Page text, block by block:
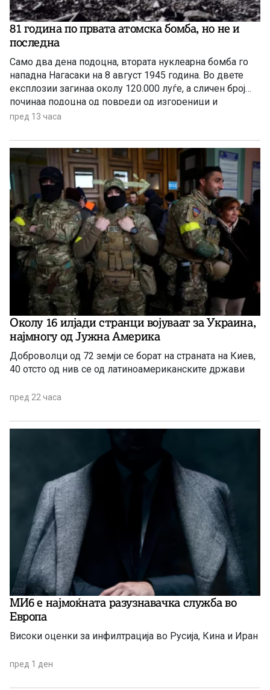
81 година по првата атомска бомба, но не и
последна
Само два дена подоцна, втората нуклеарна бомба го
нападна Нагасаки на 8 август 1945 година. Во двете
експлозии загинаа околу 120.000 луѓе, а сличен број
починаа подоцна од повреди од изгореници и
радијација, а зад себе оставија 650.000 преживеани
пред 13 часа
Околу 16 илјади странци војуваат за Украина,
најмногу од Јужна Америка
Доброволци од 72 земји се борат на страната на Киев,
40 отсто од нив се од латиноамериканските држави
пред 22 часа
МИ6 е најмоќната разузнавачка служба во
Европа
Високи оценки за инфилтрација во Русија, Кина и Иран
пред 1 ден